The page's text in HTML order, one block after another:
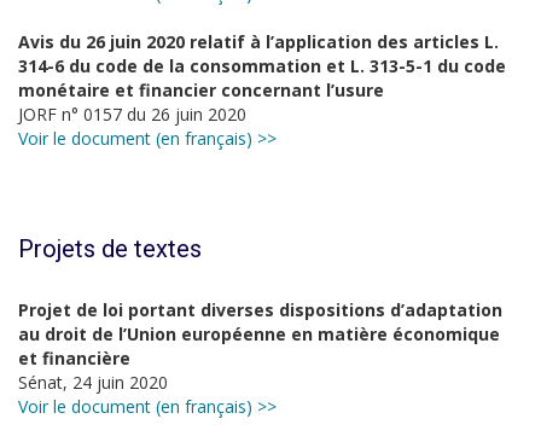
Avis du 26 juin 2020 relatif à l’application des articles L.
314-6 du code de la consommation et L. 313-5-1 du code
monétaire et financier concernant l’usure
JORF n° 0157 du 26 juin 2020
Voir le document (en français) >>
Projets de textes
Projet de loi portant diverses dispositions d’adaptation
au droit de l’Union européenne en matière économique
et financière
Sénat, 24 juin 2020
Voir le document (en français) >>